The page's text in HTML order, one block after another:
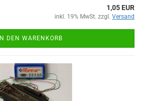
1,05 EUR
inkl. 19% MwSt. zzgl. Versand
IN DEN WARENKORB